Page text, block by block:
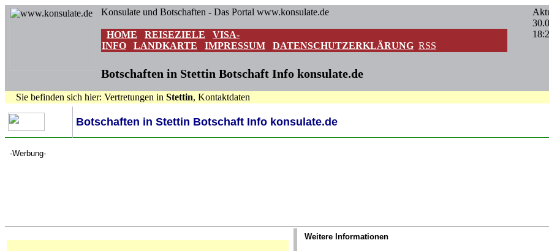
Konsulate und Botschaften - Das Portal www.konsulate.de
HOME REISEZIELE
VISA-
INFO
LANDKARTE IMPRESSUM DATENSCHUTZERKLÄRUNG RSS
Botschaften in Stettin Botschaft Info konsulate.de
Sie befinden sich hier: Vertretungen in Stettin, Kontaktdaten
Botschaften in Stettin Botschaft Info konsulate.de
-Werbung-
Weitere Informationen